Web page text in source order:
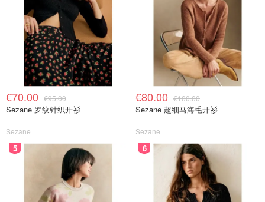
€70.00 €95.00
Sezane 罗纹针织开衫
Sezane
€80.00 €100.00
Sezane 超细马海毛开衫
Sezane
5 6